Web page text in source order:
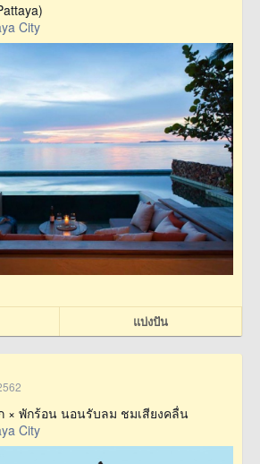
City
แบ่งปัน
× พักร้อน นอนรับลม ชมเสียงคลื่น
City